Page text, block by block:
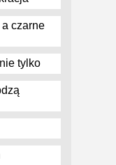
a czarne
tylko